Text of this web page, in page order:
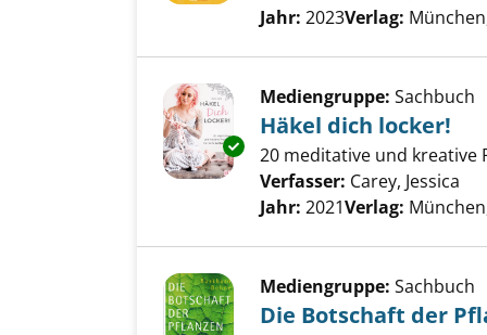
Jahr: 2023Verlag:
Exemplar-Details von Häkel
Mediengruppe: Sachbuch
Häkel dich locker!
20 meditative und kreative
Verfasser: Carey, Jessica
Jahr: 2021Verlag:
Mediengruppe: Sachbuch
Die Botschaft der